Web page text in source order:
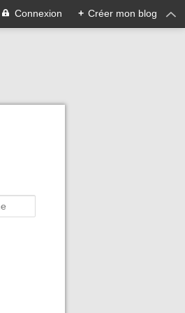
Connexion + Créer mon blog